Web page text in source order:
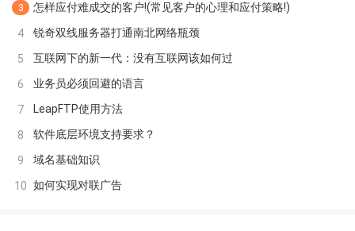
3 怎样应付难成交的客户!(常见客户的心理和应付策略!)
4 锐奇双线服务器打通南北网络瓶颈
5 互联网下的新一代：没有互联网该如何过
6 业务员必须回避的语言
7 LeapFTP使用方法
8 软件底层环境支持要求？
9 域名基础知识
10 如何实现对联广告